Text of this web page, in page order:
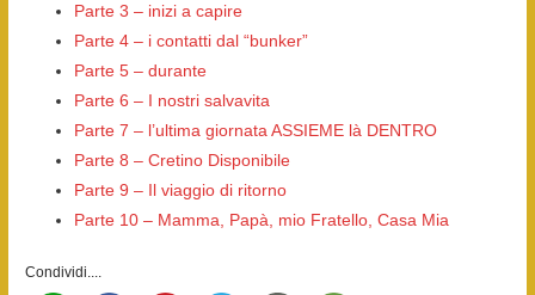
Parte 3 – inizi a capire
Parte 4 – i contatti dal “bunker”
Parte 5 – durante
Parte 6 – I nostri salvavita
Parte 7 – l’ultima giornata ASSIEME là DENTRO
Parte 8 – Cretino Disponibile
Parte 9 – Il viaggio di ritorno
Parte 10 – Mamma, Papà, mio Fratello, Casa Mia
Condividi....